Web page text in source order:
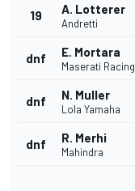
19 A. Lotterer
Andretti
dnf E. Mortara
Maserati Racing
dnf N. Muller
Lola Yamaha
dnf R. Merhi
Mahindra